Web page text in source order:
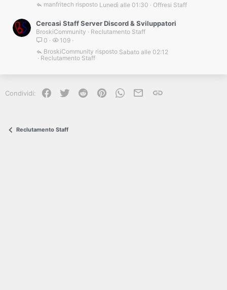
Offresi Staff
Lunedì alle 01:30
manfritech
Cercasi Staff Server Discord & Sviluppatori
BroskiCommunity
Reclutamento Staff
0
109
Reclutamento Staff
Sabato alle 02:12
BroskiCommunity
Condividi: Facebook
Twitter Reddit PinterestWhatsApp
e-mailLink
Reclutamento Staff